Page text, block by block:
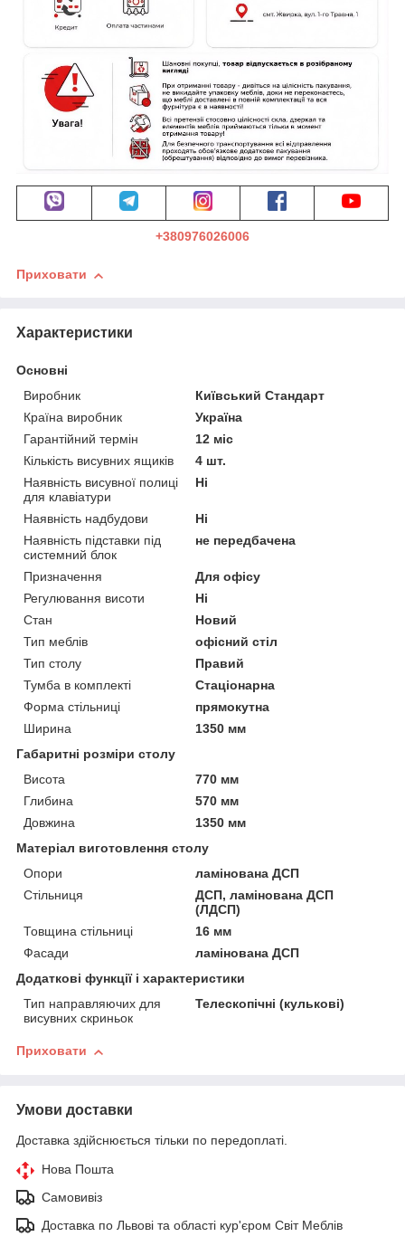
+380976026006
Приховати
Характеристики
Основні
Виробник
Київський Стандарт
Країна виробник
Україна
Гарантійний термін
12 міс
Кількість висувних ящиків
4 шт.
Наявність висувної полиці
для клавіатури
Ні
Наявність надбудови
Ні
Наявність підставки під
системний блок
не передбачена
Призначення
Для офісу
Регулювання висоти
Ні
Стан
Новий
Тип меблів
офісний стіл
Тип столу
Правий
Тумба в комплекті
Стаціонарна
Форма стільниці
прямокутна
Ширина
1350 мм
Габаритні розміри столу
Висота
770 мм
Глибина
570 мм
Довжина
1350 мм
Матеріал виготовлення столу
Опори
ламінована ДСП
Стільниця
ДСП, ламінована ДСП
(ЛДСП)
Товщина стільниці
16 мм
Фасади
ламінована ДСП
Додаткові функції і характеристики
Тип направляючих для
висувних скриньок
Телескопічні (кулькові)
Приховати
Умови доставки
Доставка здійснюється тільки по передоплаті.
Нова Пошта
Самовивіз
Доставка по Львові та області кур'єром Світ Меблів